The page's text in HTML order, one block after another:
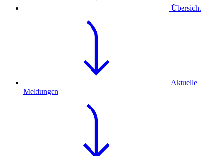
Übersicht
Aktuelle
Meldungen